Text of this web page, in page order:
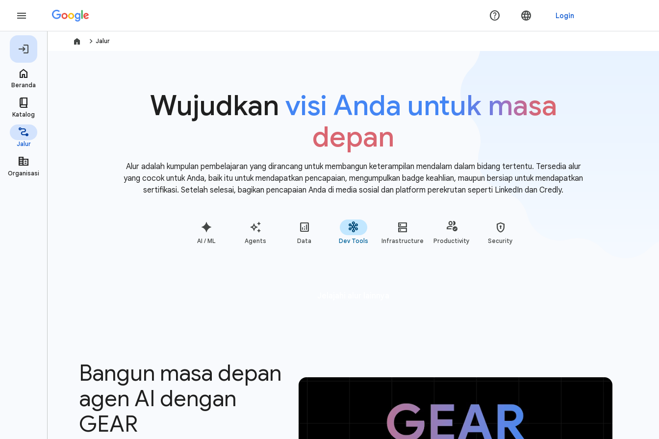
navigate_next Jalur
Wujudkan visi Anda untuk masa
depan
Alur adalah kumpulan pembelajaran yang dirancang untuk membangun keterampilan mendalam dalam bidang tertentu. Tersedia alur
yang cocok untuk Anda, baik itu untuk mendapatkan pencapaian, mengumpulkan badge keahlian, maupun bersiap untuk mendapatkan
sertifikasi. Setelah selesai, bagikan pencapaian Anda di media sosial dan platform perekrutan seperti LinkedIn dan Credly.
AI / ML Agents Data Dev Tools Infrastructure Productivity Security
Bangun masa depan
agen AI dengan
GEAR